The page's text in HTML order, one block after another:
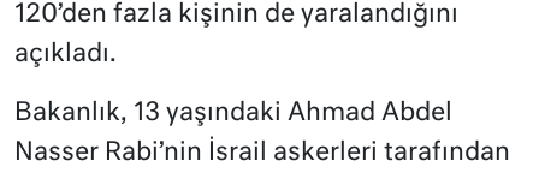
120’den fazla kişinin de yaralandığını
açıkladı.
Bakanlık, 13 yaşındaki Ahmad Abdel
Nasser Rabi’nin İsrail askerleri tarafından